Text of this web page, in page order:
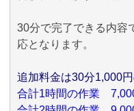
30分で完了できる内容
応となります。
追加料金は30分1,000円
合計1時間の作業